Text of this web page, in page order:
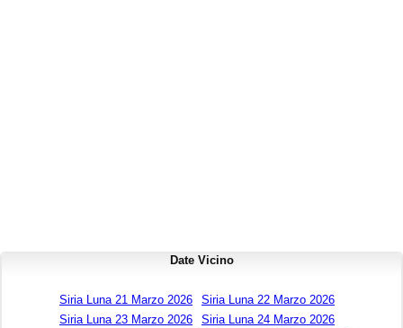
Date Vicino
Siria Luna 21 Marzo 2026
Siria Luna 22 Marzo 2026
Siria Luna 23 Marzo 2026
Siria Luna 24 Marzo 2026